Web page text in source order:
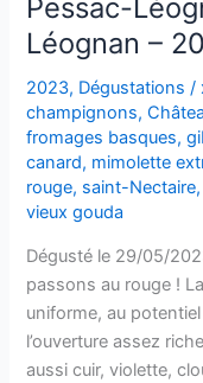
Pessac-
Léognan –
2023, Dégustations /
champignons,
fromages basques,
canard, mimolette
rouge, saint-Nectaire
vieux gouda
Dégusté le 29/05/
passons au rouge !
uniforme, au
l’ouverture assez
aussi cuir, violette,